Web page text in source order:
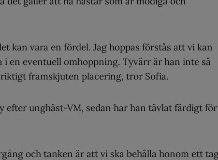
kan vara en fördel. Jag hoppas förstås att vi kan
en eventuell omhoppning. Tyvärr är han inte så
framskjuten placering, tror Sofia.
efter unghäst-VM, sedan har han tävlat färdigt
och tanken är att vi ska behålla honom ett